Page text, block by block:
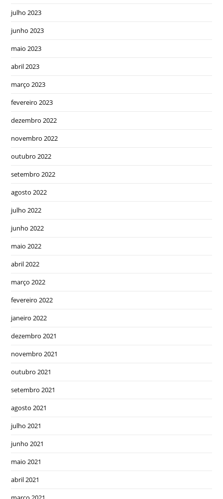
julho 2023
junho 2023
maio 2023
abril 2023
março 2023
fevereiro 2023
dezembro 2022
novembro 2022
outubro 2022
setembro 2022
agosto 2022
julho 2022
junho 2022
maio 2022
abril 2022
março 2022
fevereiro 2022
janeiro 2022
dezembro 2021
novembro 2021
outubro 2021
setembro 2021
agosto 2021
julho 2021
junho 2021
maio 2021
abril 2021